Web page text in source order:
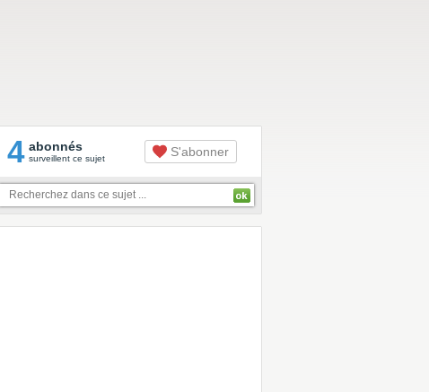
4 abonnés
surveillent ce sujet S'abonner